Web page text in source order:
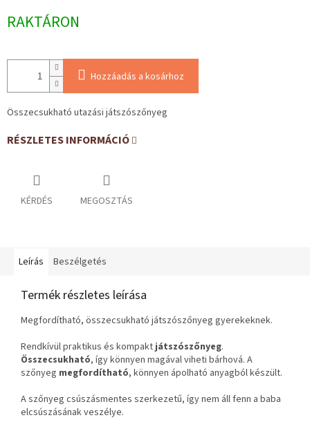
Egységár:
RAKTÁRON
Hozzáadás a kosárhoz
Összecsukható utazási játszószőnyeg
RÉSZLETES INFORMÁCIÓ
KÉRDÉS MEGOSZTÁS
Leírás Beszélgetés
Termék részletes leírása
Megfordítható, összecsukható játszószőnyeg gyerekeknek.
Rendkívül praktikus és kompaktjátszószőnyeg.
Összecsukható, így könnyen magával viheti bárhová. A
szőnyeg megfordítható, könnyen ápolható anyagból készült.
A szőnyeg csúszásmentes szerkezetű, így nem áll fenn a baba
elcsúszásának veszélye.